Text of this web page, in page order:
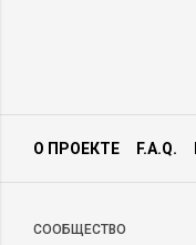
О ПРОЕКТЕ F.A.Q.
CООБЩЕСТВО